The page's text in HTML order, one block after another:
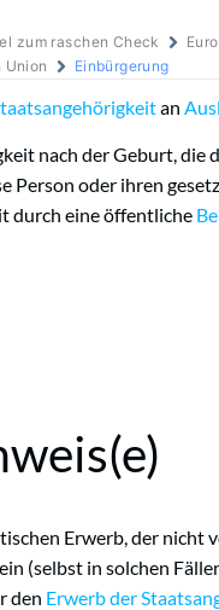
zum raschen Check
Union
Einbürgerung
an
nach der Geburt,
Person oder ihren
durch eine öffentliche
Erwerb, der nicht
(selbst in solchen
den Erwerb der